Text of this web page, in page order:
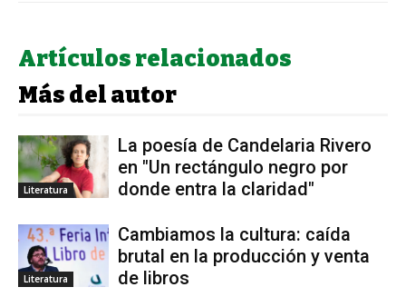
Artículos relacionados
Más del autor
Literatura
La poesía de Candelaria Rivero
en "Un rectángulo negro por
donde entra la claridad"
Literatura
Cambiamos la cultura: caída
brutal en la producción y venta
de libros